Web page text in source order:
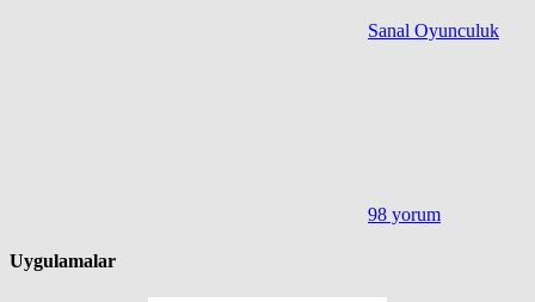
Sanal Oyunculuk
98 yorum
Uygulamalar